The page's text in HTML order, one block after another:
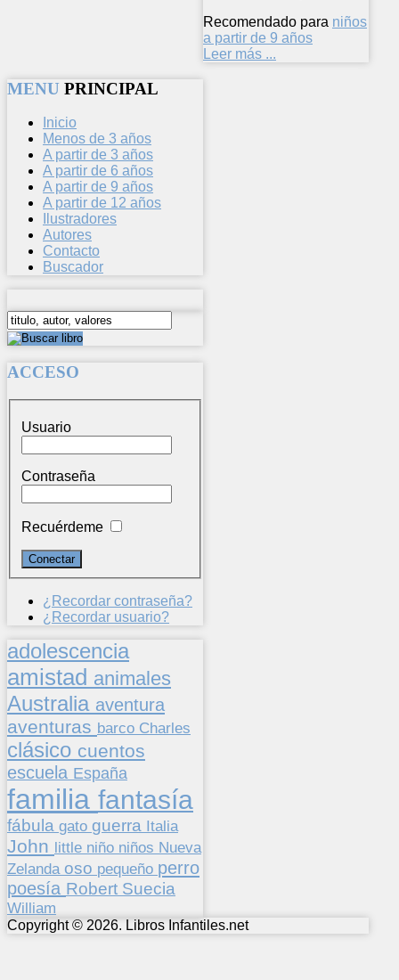
Recomendado para niños
a partir de 9 años
Leer más ...
MENU PRINCIPAL
Inicio
Menos de 3 años
A partir de 3 años
A partir de 6 años
A partir de 9 años
A partir de 12 años
Ilustradores
Autores
Contacto
Buscador
ACCESO
Usuario
Contraseña
Recuérdeme
¿Recordar contraseña?
¿Recordar usuario?
adolescencia
amistad animales
Australia aventura
aventuras barco Charles
clásico cuentos
escuela España
familia fantasía
fábula gato guerra Italia
John little niño niños Nueva
Zelanda oso pequeño perro
poesía Robert Suecia
William
Copyright © 2026. Libros Infantiles.net